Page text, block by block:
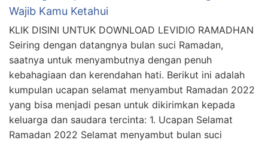
Wajib Kamu Ketahui
KLIK DISINI UNTUK DOWNLOAD LEVIDIO RAMADHAN
Seiring dengan datangnya bulan suci Ramadan,
saatnya untuk menyambutnya dengan penuh
kebahagiaan dan kerendahan hati. Berikut ini adalah
kumpulan ucapan selamat menyambut Ramadan 2022
yang bisa menjadi pesan untuk dikirimkan kepada
keluarga dan saudara tercinta: 1. Ucapan Selamat
Ramadan 2022 Selamat menyambut bulan suci